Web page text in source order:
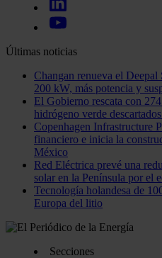
Últimas noticias
Changan renueva el Deepal
200 kW, más potencia y
El Gobierno rescata con
hidrógeno verde
Copenhagen Infrastructure
financiero e inicia la
México
Red Eléctrica prevé una
solar en la Península por el
Tecnología holandesa de
Europa del litio
Secciones